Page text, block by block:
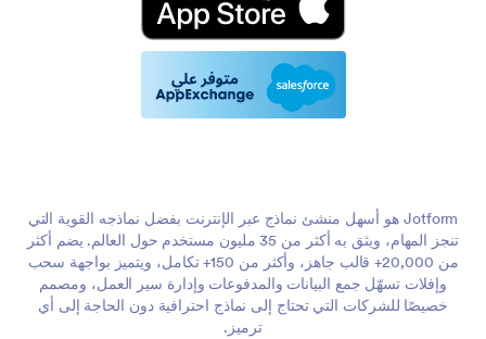
Jotform هو أسهل منشئ نماذج عبر الإنترنت بفضل نماذجه القوية التي
تنجز المهام، ويثق به أكثر من 35 مليون مستخدم حول العالم. يضم أكثر
من 20,000+ قالب جاهز، وأكثر من 150+ تكامل، ويتميز بواجهة سحب
وإفلات تسهّل جمع البيانات والمدفوعات وإدارة سير العمل، ومصمم
خصيصًا للشركات التي تحتاج إلى نماذج احترافية دون الحاجة إلى أي
ترميز.